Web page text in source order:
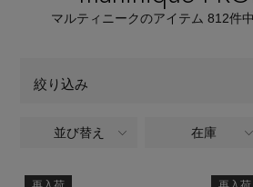
【雨の日】急な雨対策グッズ
パンツ
スニーカー
フラットシューズ
カゴバッグ
ショルダーバッグ
トートバッグ
すべてのファッション小物
ストール・マフラー・ケープ
帽子・イヤーマフ
アクセサリー
ピアス・イヤリング
ネックレス
ランジェリー
マルティニークのアイテム 812件
絞り込み
商品タイプ
並び替え 在庫